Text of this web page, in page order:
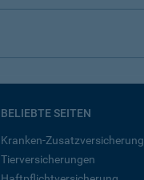
BELIEBTE SEITEN
Kranken-Zusatzversicherung
Tierversicherungen